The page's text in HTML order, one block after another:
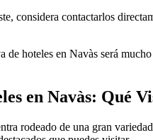
considera contactarlos
de hoteles en Navàs será
en Navàs: Qué
rodeado de una gran